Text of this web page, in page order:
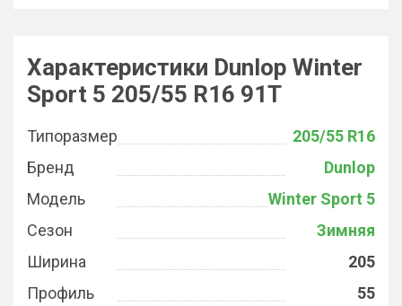
Характеристики Dunlop Winter
Sport 5 205/55 R16 91T
Типоразмер
205/55 R16
Бренд
Dunlop
Модель
Winter Sport 5
Сезон
Зимняя
Ширина
205
Профиль
55